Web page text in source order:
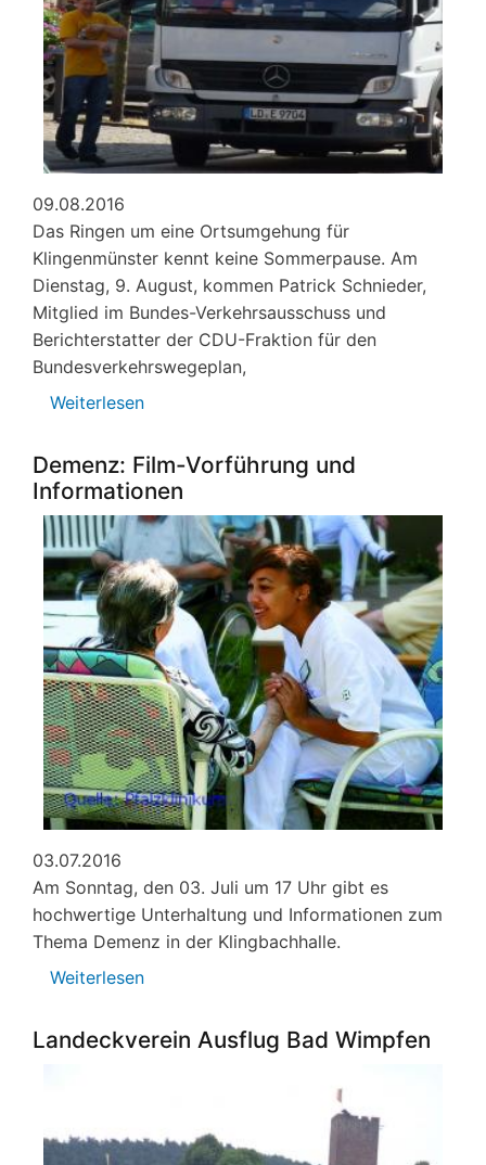
09.08.2016
Das Ringen um eine Ortsumgehung für
Klingenmünster kennt keine Sommerpause. Am
Dienstag, 9. August, kommen Patrick Schnieder,
Mitglied im Bundes-Verkehrsausschuss und
Berichterstatter der CDU-Fraktion für den
Bundesverkehrswegeplan,
Weiterlesen
Abgeordnete
und
BIK
im
Gespräch
Demenz: Film-Vorführung und
Informationen
03.07.2016
Am Sonntag, den 03. Juli um 17 Uhr gibt es
hochwertige Unterhaltung und Informationen zum
Thema Demenz in der Klingbachhalle.
Weiterlesen
Film-
Landeckverein Ausflug Bad Wimpfen